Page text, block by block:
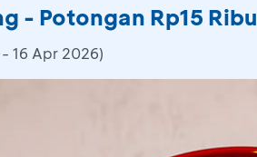
- Potongan Rp15 Ribu
16 Apr 2026)